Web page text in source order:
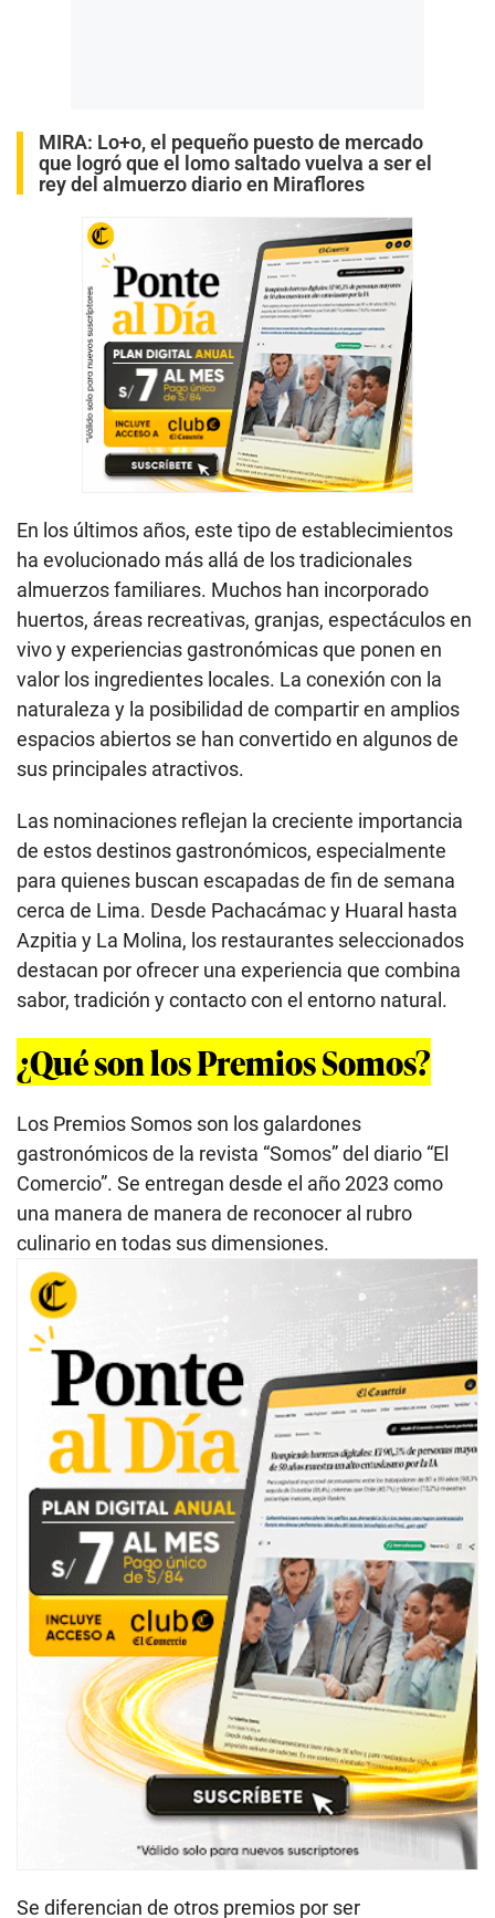
MIRA: Lo+o, el pequeño puesto de mercado
que logró que el lomo saltado vuelva a ser el
rey del almuerzo diario en Miraflores
En los últimos años, este tipo de establecimientos
ha evolucionado más allá de los tradicionales
almuerzos familiares. Muchos han incorporado
huertos, áreas recreativas, granjas, espectáculos en
vivo y experiencias gastronómicas que ponen en
valor los ingredientes locales. La conexión con la
naturaleza y la posibilidad de compartir en amplios
espacios abiertos se han convertido en algunos de
sus principales atractivos.
Las nominaciones reflejan la creciente importancia
de estos destinos gastronómicos, especialmente
para quienes buscan escapadas de fin de semana
cerca de Lima. Desde Pachacámac y Huaral hasta
Azpitia y La Molina, los restaurantes seleccionados
destacan por ofrecer una experiencia que combina
sabor, tradición y contacto con el entorno natural.
¿Qué son los Premios Somos?
Los Premios Somos son los galardones
gastronómicos de la revista “Somos” del diario “El
Comercio”. Se entregan desde el año 2023 como
una manera de manera de reconocer al rubro
culinario en todas sus dimensiones.
Se diferencian de otros premios por ser